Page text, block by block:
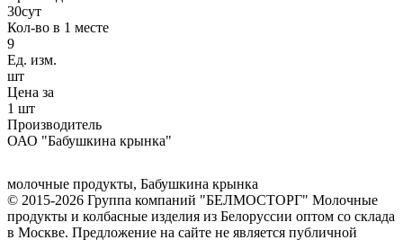
30сут
Кол-во в 1 месте
9
Ед. изм.
шт
Цена за
1 шт
Производитель
ОАО "Бабушкина крынка"
молочные продукты, Бабушкина крынка
© 2015-2026 Группа компаний "БЕЛМОСТОРГ" Молочные
продукты и колбасные изделия из Белоруссии оптом со склада
в Москве. Предложение на сайте не является публичной